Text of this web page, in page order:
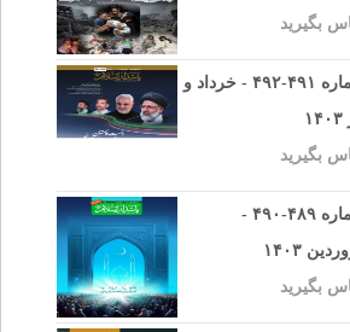
بگیرید
شماره ۴۹۱-۴۹۲ - خرداد و
بگیرید
شماره ۴۸۹-۴۹۰ -
۱۴۰۳
بگیرید